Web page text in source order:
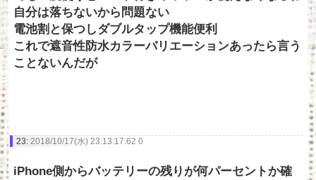
自分は落ちないから問題ない
電池割と保つしダブルタップ機能便利
これで遮音性防水カラーバリエーションあったら言う
ことないんだが
23: 2018/10/17(水) 23:13:17.62 0
iPhone側からバッテリーの残りが何パーセントか確